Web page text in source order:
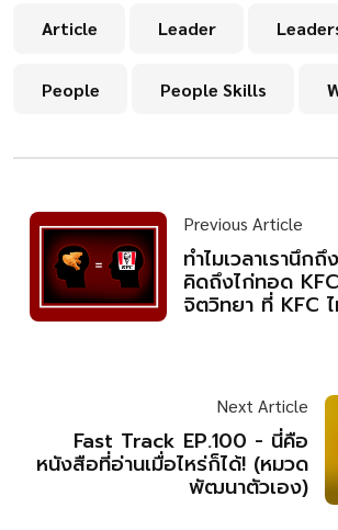
Article Leader
People People Skills
Previous Article
ทำไมเวลาเรานึก
คิดถึงไก่ทอด
จิตวิทยา ที่ KFC
Next Article
Fast Track EP.100 - นี่คือ
หนังสือที่อ่านเมื่อไหร่ก็ได้! (หมวด
พัฒนาตัวเอง)